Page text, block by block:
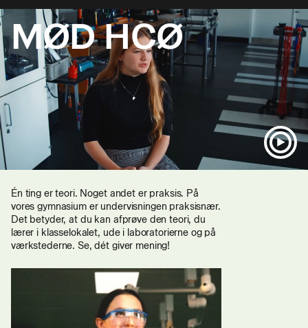
MØD HCØ
Én ting er teori. Noget andet er praksis. På
vores gymnasium er undervisningen praksisnær.
Det betyder, at du kan afprøve den teori, du
lærer i klasselokalet, ude i laboratorierne og på
værkstederne. Se, dét giver mening!